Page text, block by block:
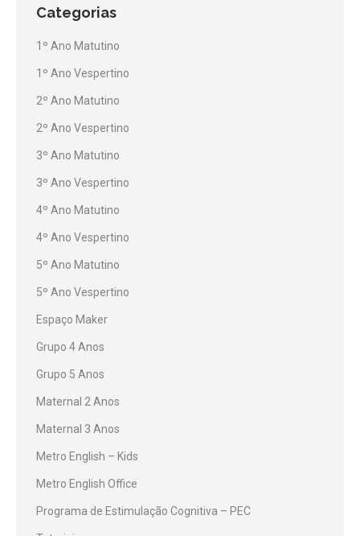
Categorias
1º Ano Matutino
1º Ano Vespertino
2º Ano Matutino
2º Ano Vespertino
3º Ano Matutino
3º Ano Vespertino
4º Ano Matutino
4º Ano Vespertino
5º Ano Matutino
5º Ano Vespertino
Espaço Maker
Grupo 4 Anos
Grupo 5 Anos
Maternal 2 Anos
Maternal 3 Anos
Metro English – Kids
Metro English Office
Programa de Estimulação Cognitiva – PEC